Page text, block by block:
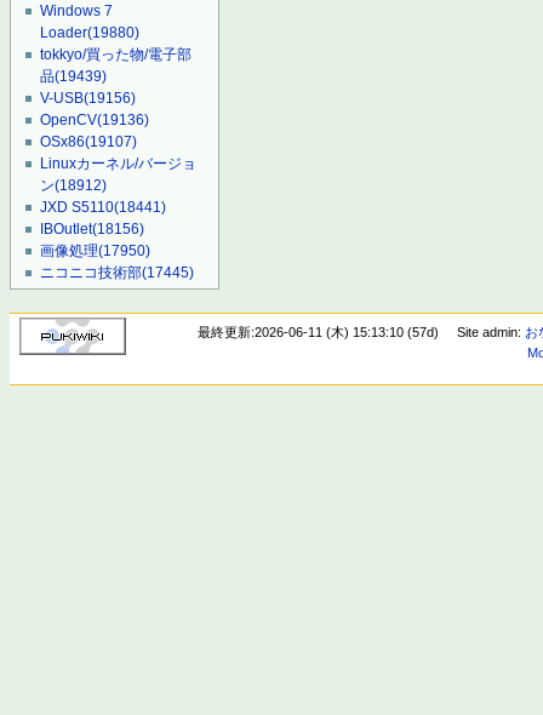
Windows 7
Loader(19880)
tokkyo/買った物/電子部
品(19439)
V-USB(19156)
OpenCV(19136)
OSx86(19107)
Linuxカーネル/バージョ
ン(18912)
JXD S5110(18441)
IBOutlet(18156)
画像処理(17950)
ニコニコ技術部(17445)
最終更新:2026-06-11 (木) 15:13:10 (57d) Site admin: お